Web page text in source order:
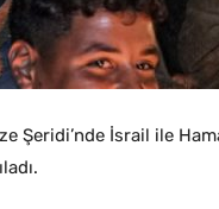
Şeridi’nde İsrail ile